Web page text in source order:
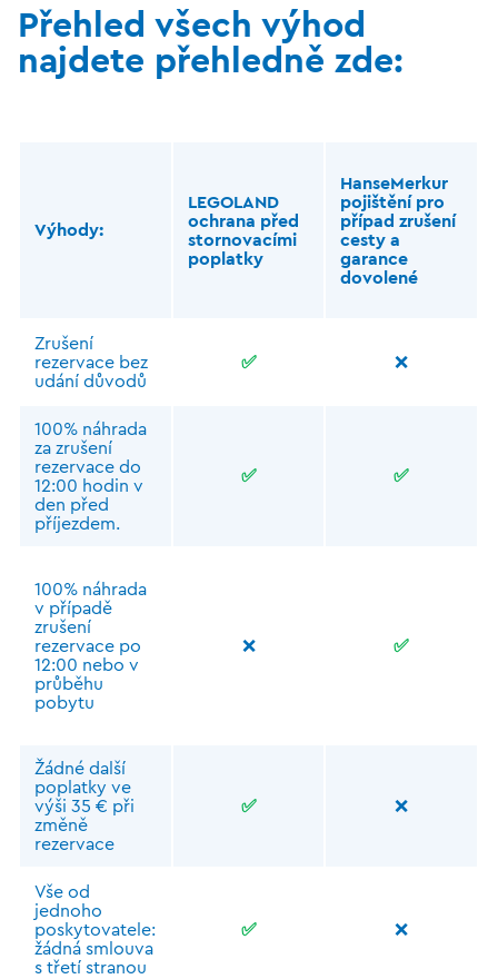
Přehled všech výhod
najdete přehledně zde:
Výhody:
LEGOLAND
ochrana před
stornovacími
poplatky
HanseMerkur
pojištění pro
případ zrušení
cesty a
garance
dovolené
Zrušení
rezervace bez
udání důvodů
✅ ❌
100% náhrada
za zrušení
rezervace do
12:00 hodin v
den před
příjezdem.
✅ ✅
100% náhrada
v případě
zrušení
rezervace po
12:00 nebo v
průběhu
pobytu
❌ ✅
Žádné další
poplatky ve
výši 35 € při
změně
rezervace
✅ ❌
Vše od
jednoho
poskytovatele:
žádná smlouva
s třetí stranou
✅ ❌